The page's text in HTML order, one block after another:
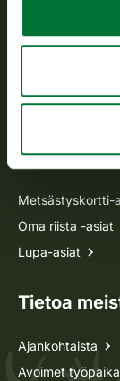
Avoinna
p. 029 431 2001
Metsästyskortti-
Oma riista -asiat
Lupa-asiat
Tietoa
Ajankohtaista
Avoimet